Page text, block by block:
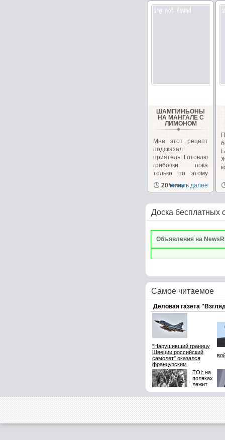
ШАМПИНЬОНЫ
НА МАНГАЛЕ С
ЛИМОНОМ
Мне этот рецепт
подсказал
приятель. Готовлю
грибочки пока
только по этому
рецепту...
20 минут
Читать далее
Доска бесплатных
Объявления на
Самое читаемое